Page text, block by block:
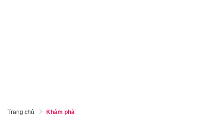
Trang chủ Khám phá